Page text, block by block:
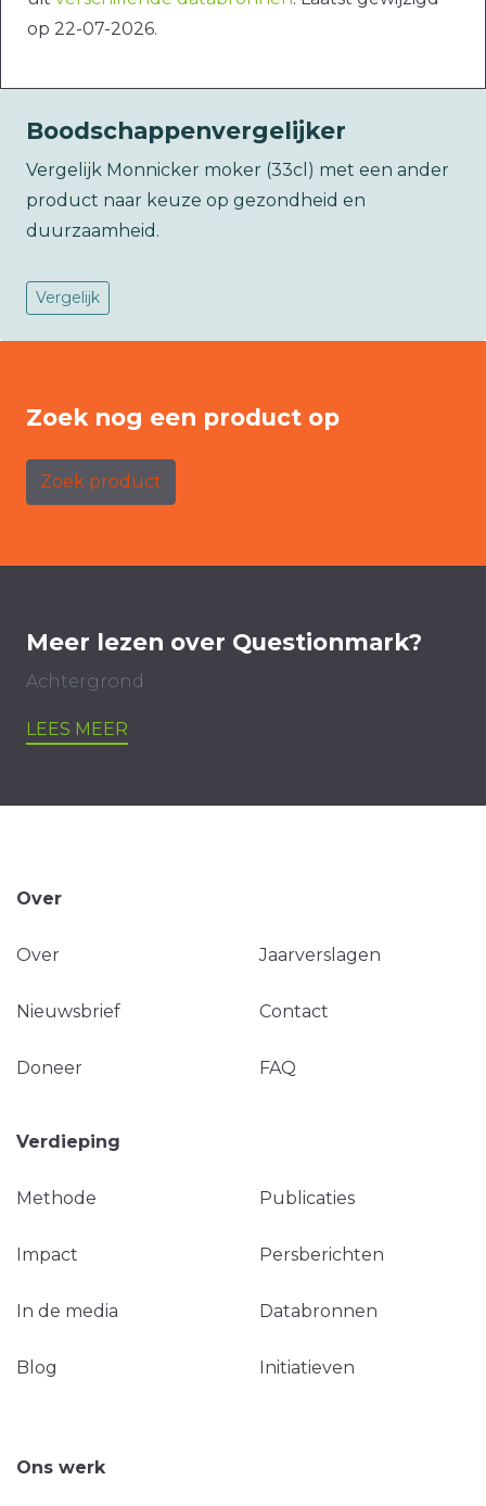
op 22-07-2026.
Boodschappenvergelijker
Vergelijk Monnicker moker (33cl) met een ander
product naar keuze op gezondheid en
duurzaamheid.
Vergelijk
Zoek nog een product op
Zoek product
Meer lezen over Questionmark?
Achtergrond
LEES MEER
Over
Over Jaarverslagen
Nieuwsbrief Contact
Doneer FAQ
Verdieping
Methode Publicaties
Impact Persberichten
In de media Databronnen
Blog Initiatieven
Ons werk